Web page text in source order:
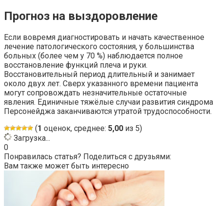
Прогноз на выздоровление
Если вовремя диагностировать и начать качественное
лечение патологического состояния, у большинства
больных (более чем у 70 %) наблюдается полное
восстановление функций плеча и руки.
Восстановительный период длительный и занимает
около двух лет. Сверх указанного времени пациента
могут сопровождать незначительные остаточные
явления. Единичные тяжёлые случаи развития синдрома
Персонейджа заканчиваются утратой трудоспособности.
(1 оценок, среднее: 5,00 из 5)
Загрузка...
0
Понравилась статья? Поделиться с друзьями:
Вам также может быть интересно